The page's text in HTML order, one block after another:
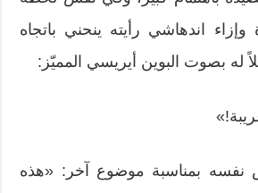
وإزاء اندهاشي رأيته ينحني باتجاه
له بصوت البوين أيريسي المميّز:
نفسه بمناسبة موضوع آخر: «هذه